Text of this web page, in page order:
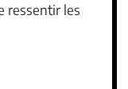
ressentir les